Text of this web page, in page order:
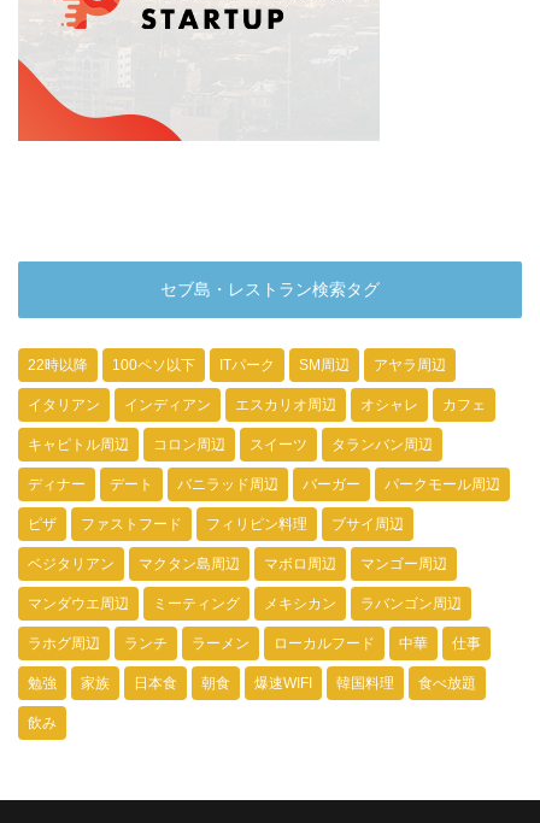
セブ島・レストラン検索タグ
22時以降 100ペソ以下 ITパーク SM周辺 アヤラ周辺
イタリアン インディアン エスカリオ周辺 オシャレ カフェ
キャピトル周辺 コロン周辺 スイーツ タランバン周辺
ディナー デート バニラッド周辺 バーガー パークモール周辺
ピザ ファストフード フィリピン料理 ブサイ周辺
ベジタリアン マクタン島周辺 マボロ周辺 マンゴー周辺
マンダウエ周辺 ミーティング メキシカン ラバンゴン周辺
ラホグ周辺 ランチ ラーメン ローカルフード 中華 仕事
勉強 家族 日本食 朝食 爆速WIFI 韓国料理 食べ放題
飲み